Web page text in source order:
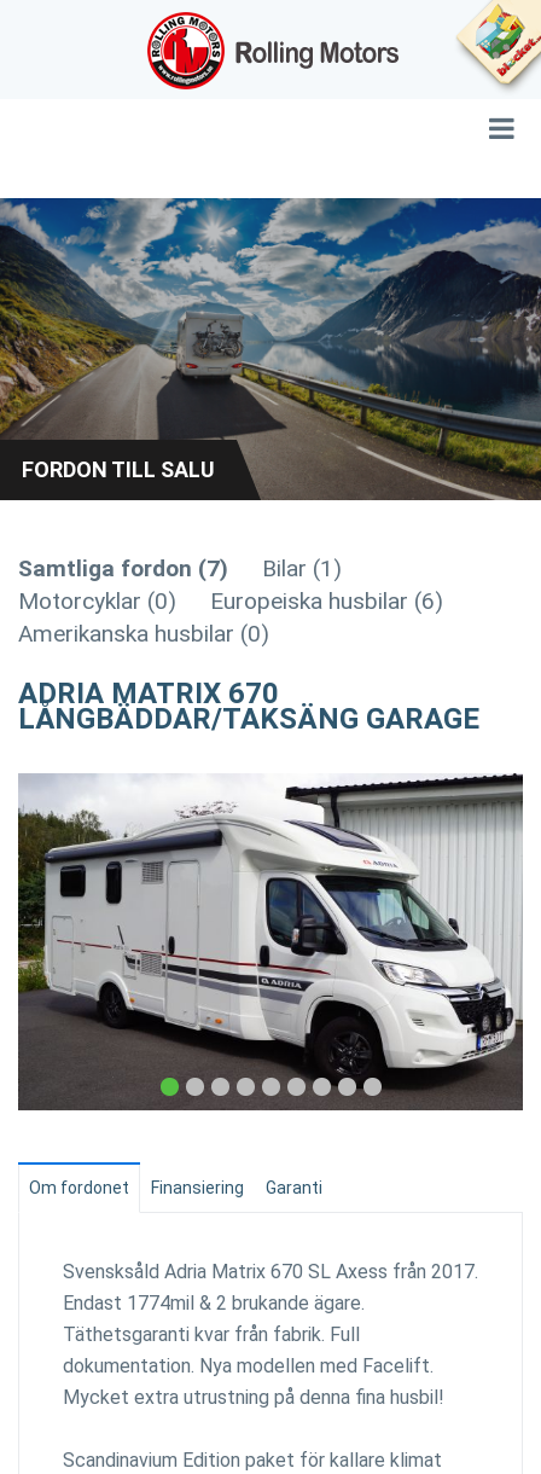
FORDON TILL SALU
Samtliga fordon (7)
Bilar (1)
Motorcyklar (0)
Europeiska husbilar (6)
Amerikanska husbilar (0)
ADRIA MATRIX 670
LÅNGBÄDDAR/TAKSÄNG GARAGE
Om fordonet Finansiering Garanti
Svensksåld Adria Matrix 670 SL Axess från 2017.
Endast 1774mil & 2 brukande ägare.
Täthetsgaranti kvar från fabrik. Full
dokumentation. Nya modellen med Facelift.
Mycket extra utrustning på denna fina husbil!
Scandinavium Edition paket för kallare klimat